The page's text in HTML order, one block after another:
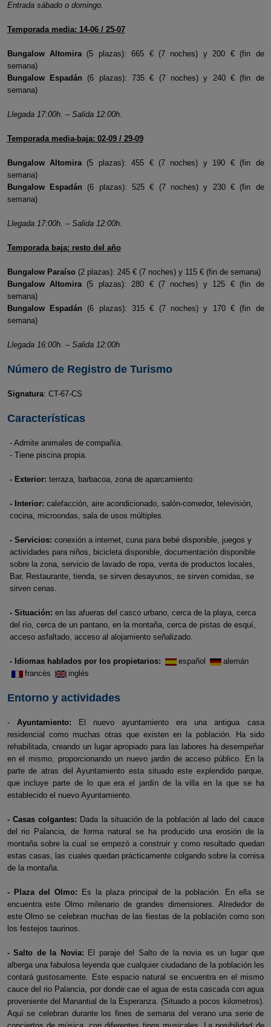
Entrada sábado o domingo.
Temporada media: 14-06 / 25-07
Bungalow Altomira(5 plazas): 665 € (7 noches) y 200 € (fin de
semana)
Bungalow Espadán (6 plazas): 735 € (7 noches) y 240 € (fin de
semana)
Llegada 17:00h. – Salida 12:00h.
Temporada media-baja: 02-09 / 29-09
Bungalow Altomira(5 plazas): 455 € (7 noches) y 190 € (fin de
semana)
Bungalow Espadán (6 plazas): 525 € (7 noches) y 230 € (fin de
semana)
Llegada 17:00h. – Salida 12:00h.
Temporada baja: resto del año
Bungalow Paraíso (2 plazas): 245 € (7 noches) y 115 € (fin de semana)
Bungalow Altomira(5 plazas): 280 € (7 noches) y 125 € (fin de
semana)
Bungalow Espadán (6 plazas): 315 € (7 noches) y 170 € (fin de
semana)
Llegada 16:00h. – Salida 12:00h
Número de Registro de Turismo
Signatura: CT-67-CS
Características
- Admite animales de compañía.
- Tiene piscina propia.
- Exterior: terraza, barbacoa, zona de aparcamiento.
- Interior: calefacción, aire acondicionado, salón-comedor, televisión,
cocina, microondas, sala de usos múltiples.
- Servicios: conexión a internet, cuna para bebé disponible, juegos y
actividades para niños, bicicleta disponible, documentación disponible
sobre la zona, servicio de lavado de ropa, venta de productos locales,
Bar, Restaurante, tienda, se sirven desayunos, se sirven comidas, se
sirven cenas.
- Situación: en las afueras del casco urbano, cerca de la playa, cerca
del río, cerca de un pantano, en la montaña, cerca de pistas de esquí,
acceso asfaltado, acceso al alojamiento señalizado.
- Idiomas hablados por los propietarios: español
alemán
francés
inglés
Entorno y actividades
- Ayuntamiento: El nuevo ayuntamiento era una antigua casa
residencial como muchas otras que existen en la población. Ha sido
rehabilitada, creando un lugar apropiado para las labores ha desempeñar
en el mismo, proporcionando un nuevo jardin de acceso público. En la
parte de atras del Ayuntamiento esta situado este explendido parque,
que incluye parte de lo que era el jardín de la villa en la que se ha
establecido el nuevo Ayuntamiento.
- Casas colgantes: Dada la situación de la población al lado del cauce
del rio Palancia, de forma natural se ha producido una erosión de la
montaña sobre la cual se empezó a construir y como resultado quedan
estas casas, las cuales quedan prácticamente colgando sobre la cornisa
de la montaña.
- Plaza del Olmo: Es la plaza principal de la población. En ella se
encuentra este Olmo milenario de grandes dimensiones. Alrededor de
este Olmo se celebran muchas de las fiestas de la población como son
los festejos taurinos.
- Salto de la Novia: El paraje del Salto de la novia es un lugar que
alberga una fabulosa leyenda que cualquier ciudadano de la población les
contará gustosamente. Este espacio natural se encuentra en el mismo
cauce del rio Palancia, por donde cae el agua de esta cascada con agua
proveniente del Manantial de la Esperanza. (Situado a pocos kilometros).
Aquí se celebran durante los fines de semana del verano una serie de